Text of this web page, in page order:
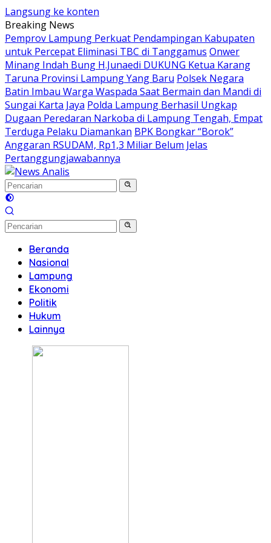
Langsung ke konten
Breaking News
Pemprov Lampung Perkuat Pendampingan Kabupaten
untuk Percepat Eliminasi TBC di Tanggamus Onwer
Minang Indah Bung H.Junaedi DUKUNG Ketua Karang
Taruna Provinsi Lampung Yang Baru Polsek Negara
Batin Imbau Warga Waspada Saat Bermain dan Mandi di
Sungai Karta Jaya Polda Lampung Berhasil Ungkap
Dugaan Peredaran Narkoba di Lampung Tengah, Empat
Terduga Pelaku Diamankan BPK Bongkar “Borok”
Anggaran RSUDAM, Rp1,3 Miliar Belum Jelas
Pertanggungjawabannya
Beranda
Nasional
Lampung
Ekonomi
Politik
Hukum
Lainnya